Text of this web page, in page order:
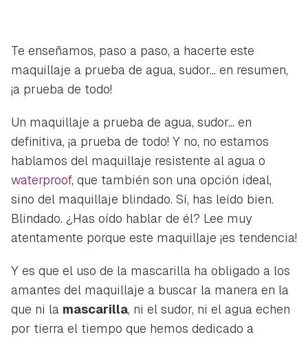
Te enseñamos, paso a paso, a hacerte este
maquillaje a prueba de agua, sudor... en resumen,
¡a prueba de todo!
Un maquillaje a prueba de agua, sudor... en
definitiva, ¡a prueba de todo! Y no, no estamos
hablamos del maquillaje resistente al agua o
waterproof, que también son una opción ideal,
sino del maquillaje blindado. Sí, has leído bien.
Blindado. ¿Has oído hablar de él? Lee muy
atentamente porque este maquillaje ¡es tendencia!
Y es que el uso de la mascarilla ha obligado a los
amantes del maquillaje a buscar la manera en la
que ni la mascarilla, ni el sudor, ni el agua echen
por tierra el tiempo que hemos dedicado a